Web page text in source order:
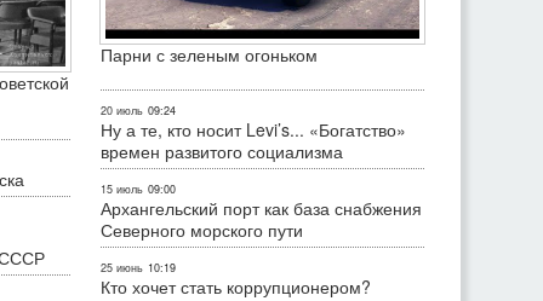
Парни с зеленым огоньком
20 июль 09:24
Ну а те, кто носит Levi’s... «Богатство»
времен развитого социализма
15 июль 09:00
Архангельский порт как база снабжения
Северного морского пути
25 июнь 10:19
Кто хочет стать коррупционером?